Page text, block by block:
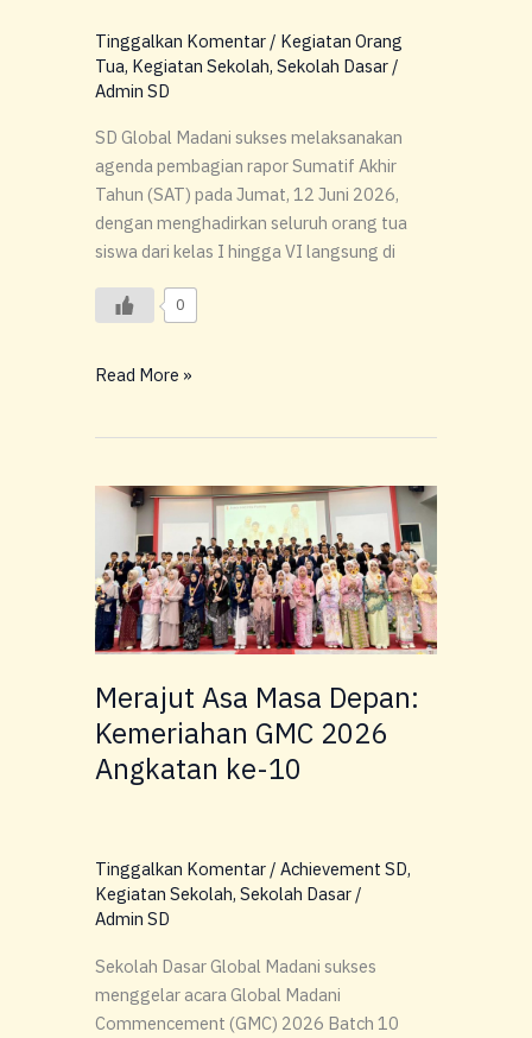
Tinggalkan Komentar / Kegiatan Orang
Tua, Kegiatan Sekolah, Sekolah Dasar /
Admin SD
SD Global Madani sukses melaksanakan
agenda pembagian rapor Sumatif Akhir
Tahun (SAT) pada Jumat, 12 Juni 2026,
dengan menghadirkan seluruh orang tua
siswa dari kelas I hingga VI langsung di
0
Read More »
Merajut Asa Masa Depan:
Kemeriahan GMC 2026
Angkatan ke-10
Tinggalkan Komentar / Achievement SD,
Kegiatan Sekolah, Sekolah Dasar /
Admin SD
Sekolah Dasar Global Madani sukses
menggelar acara Global Madani
Commencement (GMC) 2026 Batch 10
Merajut
Masa
Depan:
Kemeriahan
GMC
Angkatan
ke-
10